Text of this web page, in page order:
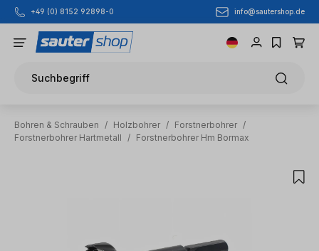
Zum Hauptinhalt springen
+49 (0) 8152 92898-0 info@sautershop.de
Suchbegriff
Bohren & Schrauben / Holzbohrer / Forstnerbohrer /
Forstnerbohrer Hartmetall
/ Forstnerbohrer Hm Bormax